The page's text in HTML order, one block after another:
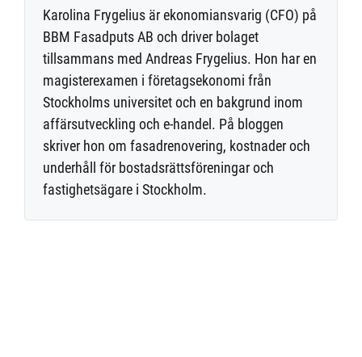
Karolina Frygelius är ekonomiansvarig (CFO) på
BBM Fasadputs AB och driver bolaget
tillsammans med Andreas Frygelius. Hon har en
magisterexamen i företagsekonomi från
Stockholms universitet och en bakgrund inom
affärsutveckling och e-handel. På bloggen
skriver hon om fasadrenovering, kostnader och
underhåll för bostadsrättsföreningar och
fastighetsägare i Stockholm.